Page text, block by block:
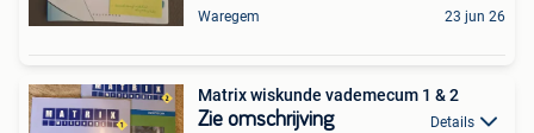
Waregem 23 jun 26
Matrix wiskunde vademecum 1 & 2
Zie omschrijving Details